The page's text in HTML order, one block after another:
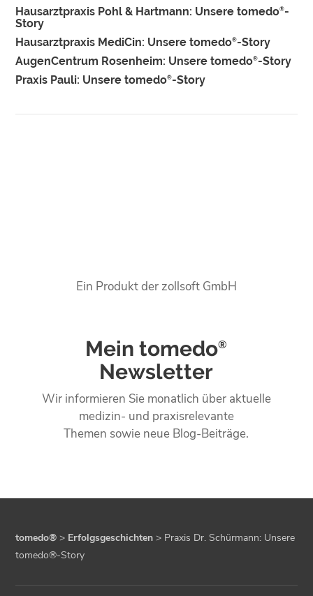
Hausarztpraxis Pohl & Hartmann: Unsere tomedo®-
Story
Hausarztpraxis MediCin: Unsere tomedo®-Story
AugenCentrum Rosenheim: Unsere tomedo®-Story
Praxis Pauli: Unsere tomedo®-Story
Ein Produkt der zollsoft GmbH
Mein tomedo®
Newsletter
Wir informieren Sie monatlich über aktuelle
medizin- und praxisrelevante
Themen sowie neue Blog-Beiträge.
tomedo® > Erfolgsgeschichten > Praxis Dr. Schürmann: Unsere
tomedo®-Story